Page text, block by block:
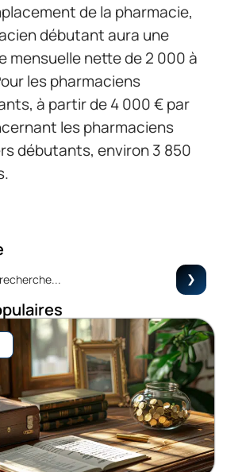
de la pharmacie,
débutant aura une
mensuelle nette de 2 000 à
les pharmaciens
à partir de 4 000 € par
les pharmaciens
débutants, environ 3 850